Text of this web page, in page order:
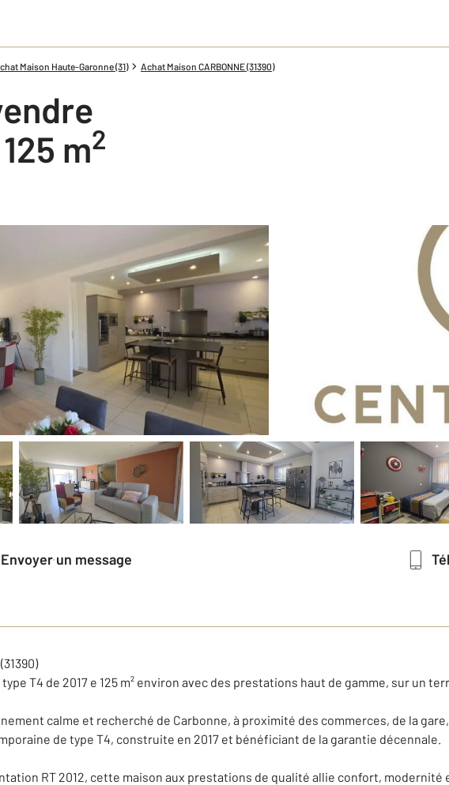
Maison Haute-Garonne (31) Achat Maison CARBONNE (31390)
m2
Envoyer un message
T4 de 2017 e 125 m² environ avec des prestations haut de gamme, sur un
calme et recherché de Carbonne, à proximité des commerces, de la
de type T4, construite en 2017 et bénéficiant de la garantie décennale.
RT 2012, cette maison aux prestations de qualité allie confort, modernité